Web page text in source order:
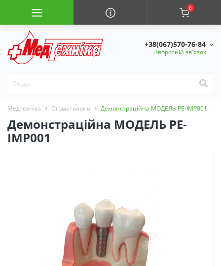
0
+38(067)570-76-84
Зворотній зв'язок
Медтехніка Стоматологія Демонстраційна МОДЕЛЬ PE-IMP001
Демонстраційна МОДЕЛЬ PE-
IMP001